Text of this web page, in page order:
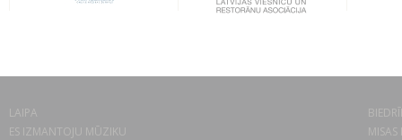
LAIPA
ES IZMANTOJU MŪZIKU